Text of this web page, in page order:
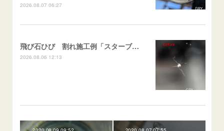
2026.08.07 06:27
飛び石ひび 割れ施工例「スターブレイク系」 フリード
2026.08.06 12:13